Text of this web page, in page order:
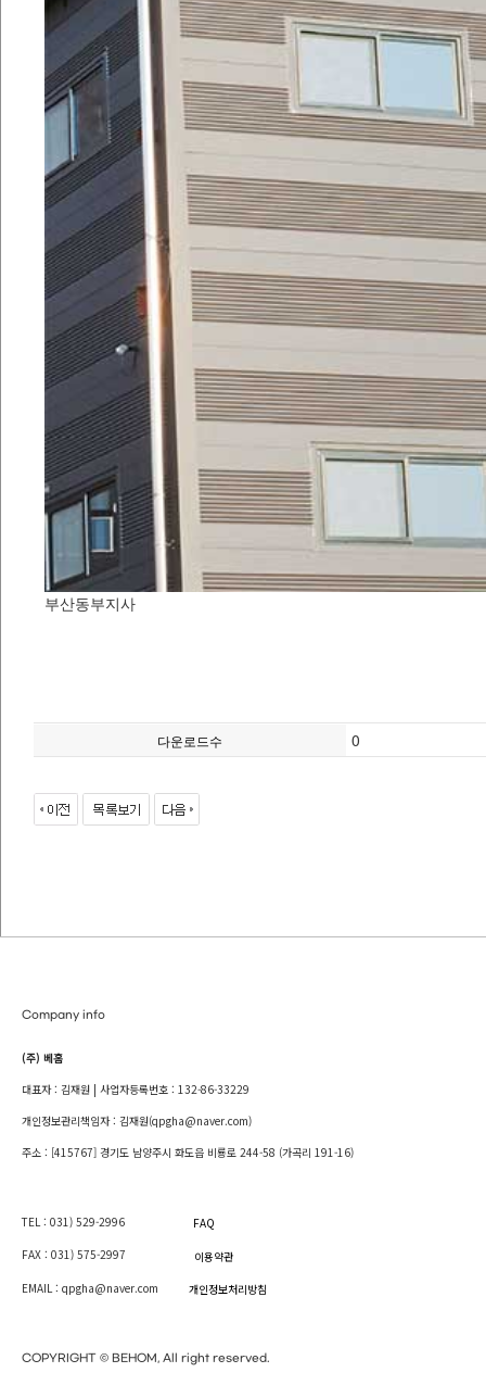
부산동부지사
다운로드수 0
Company info
(주) 베홈
대표자 : 김재원 | 사업자등록번호 : 132-86-33229
개인정보관리책임자 : 김재원(qpgha@naver.com)
주소 : [415767] 경기도 남양주시 화도읍 비룡로 244-58 (가곡리 191-16)
TEL : 031) 529-2996
FAQ
FAX : 031) 575-2997
이용약관
EMAIL : qpgha@naver.com
개인정보처리방침
COPYRIGHT © BEHOM, All right reserved.